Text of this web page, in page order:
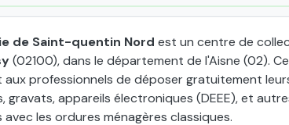
de Saint-quentin Nord est un centre de
(02100), dans le département de l'Aisne (02).
professionnels de déposer gratuitement
gravats, appareils électroniques (DEEE), et
les ordures ménagères classiques.